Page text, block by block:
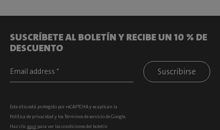
SUSCRÍBETE AL BOLETÍN Y RECIBE UN 10 % DE
DESCUENTO
Suscribirse
Este sitio está protegido por reCAPTCHA y se aplican la
Política de privacidad y losTérminos de serviciode Google.
Haz clicaquí para ver las condiciones del boletín